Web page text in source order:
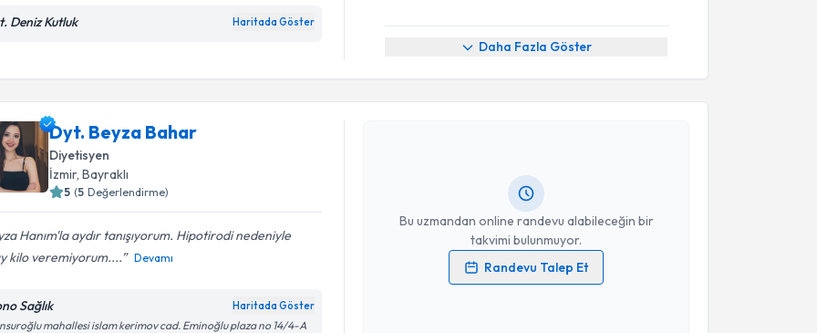
Deniz Kutluk Haritada Göster
Daha Fazla Göster
Dyt. Beyza Bahar
Diyetisyen
İzmir, Bayraklı
5 (5 Değerlendirme)
Hanım'la aydır tanışıyorum. Hipotirodi nedeniyle
kilo veremiyorum....
Devamı
Sağlık Haritada Göster
mahallesi islam kerimov cad. Eminoğlu plaza no 14/4-A
Bu uzmandan online randevu alabileceğin bir
takvimi bulunmuyor.
Randevu Talep Et
Randevu Takvimi Talebi
Dyt. Beyza Bahar
Kişisel verilerimin işlenmesine ilişkinAydınlatma Metni